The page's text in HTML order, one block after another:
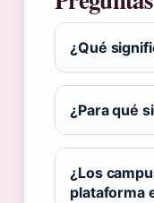
¿Qué
¿Para qué
¿Los
plataforma